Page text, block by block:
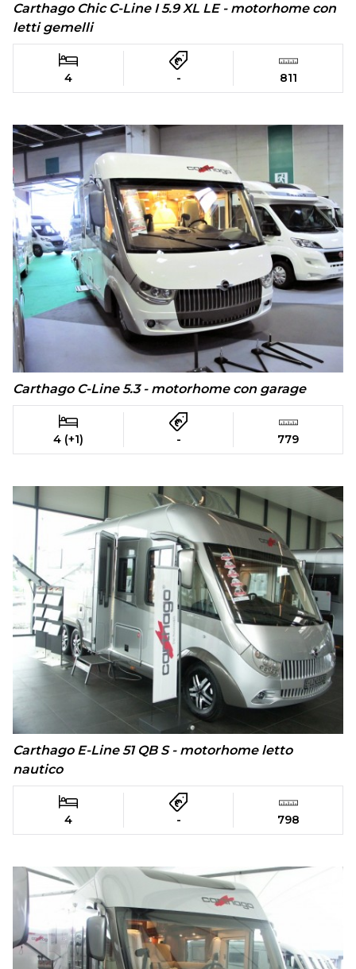
Carthago Chic C-Line I 5.9 XL LE - motorhome con
letti gemelli
4 - 811
Carthago C-Line 5.3 - motorhome con garage
4 (+1) - 779
Carthago E-Line 51 QB S - motorhome letto
nautico
4 - 798